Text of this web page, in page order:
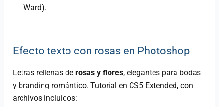
Ward).
Efecto texto con rosas en Photoshop
Letras rellenas derosas y flores, elegantes para bodas
y branding romántico. Tutorial en CS5 Extended, con
archivos incluidos: